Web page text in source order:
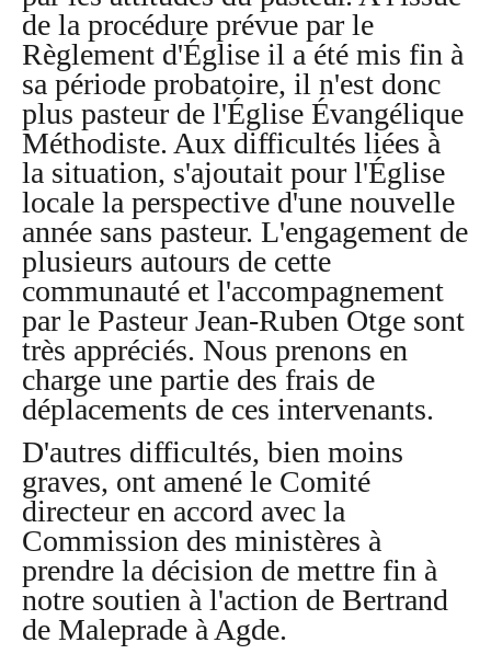
de la procédure prévue par le
Règlement d'Église il a été mis fin à
sa période probatoire, il n'est donc
plus pasteur de l'Église Évangélique
Méthodiste. Aux difficultés liées à
la situation, s'ajoutait pour l'Église
locale la perspective d'une nouvelle
année sans pasteur. L'engagement de
plusieurs autours de cette
communauté et l'accompagnement
par le Pasteur Jean-Ruben Otge sont
très appréciés. Nous prenons en
charge une partie des frais de
déplacements de ces intervenants.
D'autres difficultés, bien moins
graves, ont amené le Comité
directeur en accord avec la
Commission des ministères à
prendre la décision de mettre fin à
notre soutien à l'action de Bertrand
de Maleprade à Agde.